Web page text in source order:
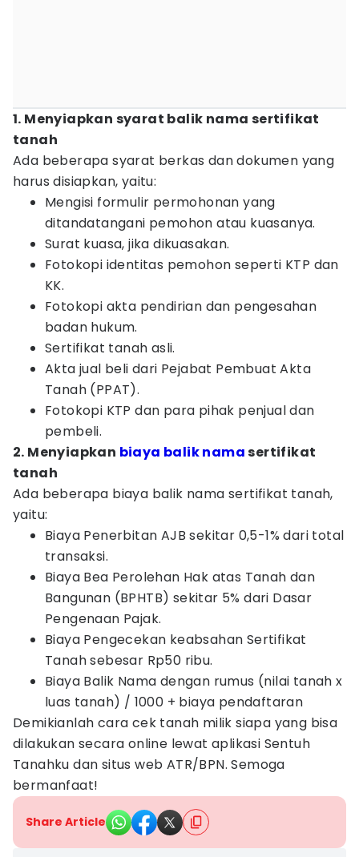
1. Menyiapkan syarat balik nama sertifikat
tanah
Ada beberapa syarat berkas dan dokumen yang
harus disiapkan, yaitu:
Mengisi formulir permohonan yang
ditandatangani pemohon atau kuasanya.
Surat kuasa, jika dikuasakan.
Fotokopi identitas pemohon seperti KTP dan
KK.
Fotokopi akta pendirian dan pengesahan
badan hukum.
Sertifikat tanah asli.
Akta jual beli dari Pejabat Pembuat Akta
Tanah (PPAT).
Fotokopi KTP dan para pihak penjual dan
pembeli.
2. Menyiapkan biaya balik namasertifikat
tanah
Ada beberapa biaya balik nama sertifikat tanah,
yaitu:
Biaya Penerbitan AJB sekitar 0,5-1% dari total
transaksi.
Biaya Bea Perolehan Hak atas Tanah dan
Bangunan (BPHTB) sekitar 5% dari Dasar
Pengenaan Pajak.
Biaya Pengecekan keabsahan Sertifikat
Tanah sebesar Rp50 ribu.
Biaya Balik Nama dengan rumus (nilai tanah x
luas tanah) / 1000 + biaya pendaftaran
Demikianlah cara cek tanah milik siapa yang bisa
dilakukan secara online lewat aplikasi Sentuh
Tanahku dan situs web ATR/BPN. Semoga
bermanfaat!
Share Article